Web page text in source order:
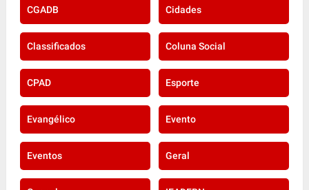
CGADB Cidades
Classificados Coluna Social
CPAD Esporte
Evangélico Evento
Eventos Geral